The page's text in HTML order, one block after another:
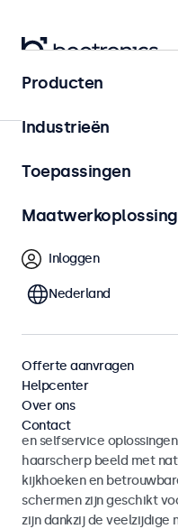
Kiosks & Self-Service
Monitoren en
selfservice
Monitoren en
en selfservice
haarscherp beeld met
kijkhoeken en
schermen zijn geschikt
zijn dankzij de veelzijdige
Producten
Industrieën
Toepassingen
Inloggen
Nederland
Offerte aanvragen
Helpcenter
Over ons
Contact